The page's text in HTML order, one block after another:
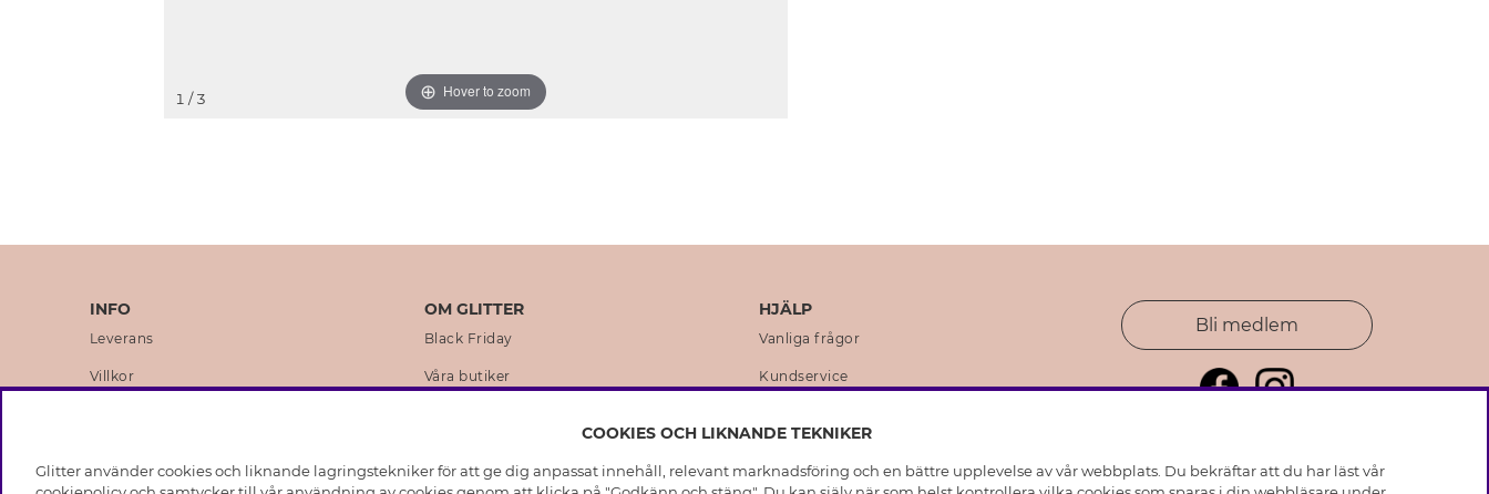
Hover to zoom
1 / 3
INFO
Leverans
Villkor
Medlemsvillkor
OM GLITTER
Black Friday
Våra butiker
Hållbarhet
HJÄLP
Vanliga frågor
Kundservice
Skötselråd skinnhandskar
Bli medlem
COOKIES OCH LIKNANDE TEKNIKER
Glitter använder cookies och liknande lagringstekniker för att ge dig anpassat innehåll, relevant marknadsföring och en bättre upplevelse av vår webbplats. Du bekräftar att du har läst vår